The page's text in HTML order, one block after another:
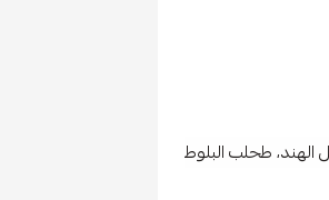
الهند، طحلب البلوط